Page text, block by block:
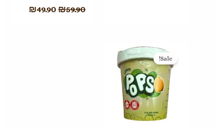
₪59.90
₪49.90
Sale!
המחיר
המקורי
היה:
₪59.90.
הנוכחי
הוא:
₪49.90.